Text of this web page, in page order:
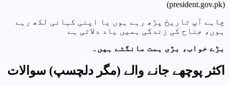
(president.gov.pk)
چاہے آپ تاریخ پڑھ رہے ہوں یا اپنی کہانی لکھ رہے
ہوں، جناح کی زندگی ہمیں یاد دلاتی ہے
بڑے خواب، بڑی ہمت مانگتے ہیں۔
اکثر پوچھے جانے والے (مگر دلچسپ) سوالات